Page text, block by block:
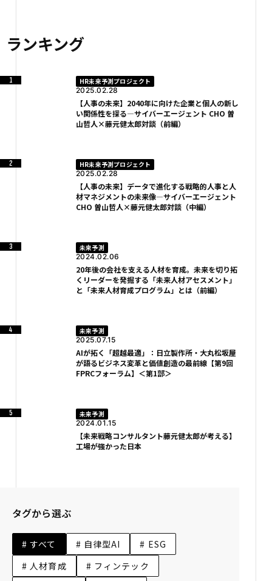
ランキング
HR未来予測プロジェクト
2025.02.28
【人事の未来】2040年に向けた企業と個人の新し
い関係性を探る―サイバーエージェント CHO 曽
山哲人×藤元健太郎対談（前編）
HR未来予測プロジェクト
2025.02.28
【人事の未来】データで進化する戦略的人事と人
材マネジメントの未来像―サイバーエージェント
CHO 曽山哲人×藤元健太郎対談（中編）
未来予測
2024.02.06
20年後の会社を支える人材を育成。未来を切り拓
くリーダーを発掘する「未来人材アセスメント」
と「未来人材育成プログラム」とは（前編）
未来予測
2025.07.15
AIが拓く「超越最適」：日立製作所・大丸松坂屋
が語るビジネス変革と価値創造の最前線【第9回
FPRCフォーラム】＜第1部＞
未来予測
2024.01.15
【未来戦略コンサルタント藤元健太郎が考える】
工場が強かった日本
タグから選ぶ
# すべて # 自律型AI
# ESG
# 人材育成
# フィンテック